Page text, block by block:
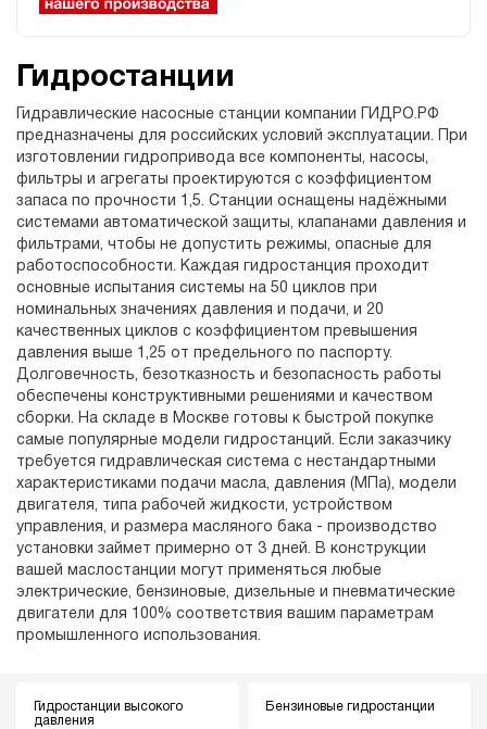
Гидростанции
Гидравлические насосные станции компании ГИДРО.РФ
предназначены для российских условий эксплуатации. При
изготовлении гидропривода все компоненты, насосы,
фильтры и агрегаты проектируются с коэффициентом
запаса по прочности 1,5. Станции оснащены надёжными
системами автоматической защиты, клапанами давления и
фильтрами, чтобы не допустить режимы, опасные для
работоспособности. Каждая гидростанция проходит
основные испытания системы на 50 циклов при
номинальных значениях давления и подачи, и 20
качественных циклов с коэффициентом превышения
давления выше 1,25 от предельного по паспорту.
Долговечность, безотказность и безопасность работы
обеспечены конструктивными решениями и качеством
сборки. На складе в Москве готовы к быстрой покупке
самые популярные модели гидростанций. Если заказчику
требуется гидравлическая система с нестандартными
характеристиками подачи масла, давления (МПа), модели
двигателя, типа рабочей жидкости, устройством
управления, и размера масляного бака - производство
установки займет примерно от 3 дней. В конструкции
вашей маслостанции могут применяться любые
электрические, бензиновые, дизельные и пневматические
двигатели для 100% соответствия вашим параметрам
промышленного использования.
Гидростанции высокого
давления
Бензиновые гидростанции